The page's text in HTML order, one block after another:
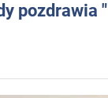
pozdrawia